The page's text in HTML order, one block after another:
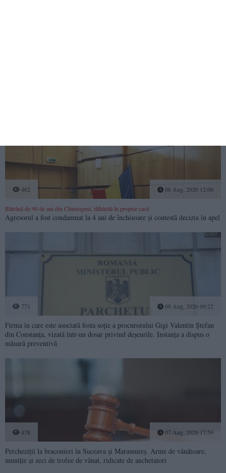
462 08 Aug, 2026 12:00
Bătrână de 90 de ani din Chirnogeni, tâlhărită în proprie casă
Agresorul a fost condamnat la 4 ani de închisoare și contestă decizia în apel
771 08 Aug, 2026 09:22
Firma în care este asociată fosta soție a procurorului Gigi Valentin Ștefan
din Constanța, vizată într-un dosar privind deșeurile. Instanța a dispus o
măsură preventivă
478 07 Aug, 2026 17:59
Percheziții la braconieri în Suceava și Maramureș. Arme de vânătoare,
muniție și zeci de trofee de vânat, ridicate de anchetatori